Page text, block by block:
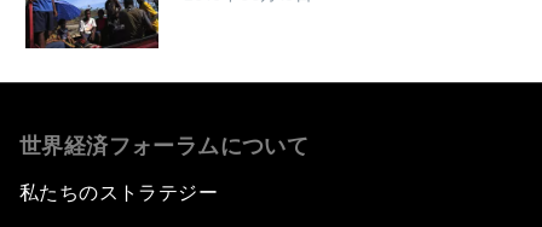
世界経済フォーラムについて
私たちのストラテジー